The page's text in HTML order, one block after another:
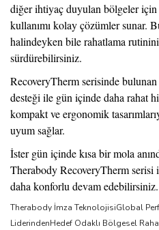
diğer ihtiyaç duyulan bölgeler
kullanımı kolay çözümler sunar.
halindeyken bile rahatlama
sürdürebilirsiniz.
RecoveryTherm serisinde
desteği ile gün içinde daha rahat
kompakt ve ergonomik
uyum sağlar.
İster gün içinde kısa bir mola
Therabody RecoveryTherm
daha konforlu devam edebilirsiniz.
Therabody İmza TeknolojisiGlobal
LiderindenHedef Odaklı Bölgesel